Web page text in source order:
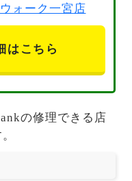
ォーク一宮店
はこちら
の修理できる店